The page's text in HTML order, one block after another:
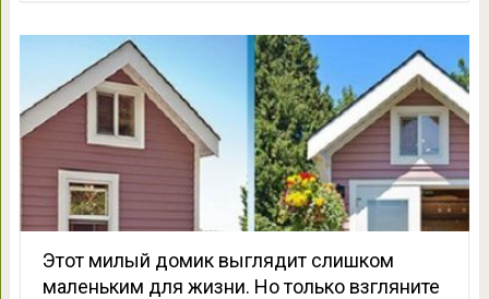
Этот милый домик выглядит слишком
маленьким для жизни. Но только взгляните